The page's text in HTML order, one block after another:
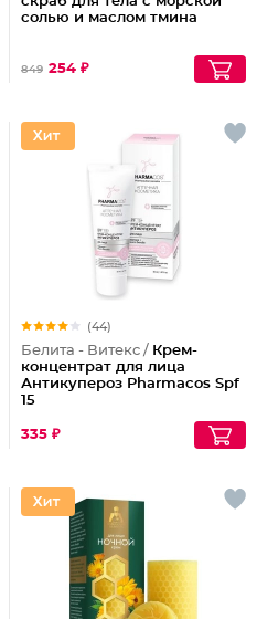
солью и маслом тмина
849 254 ₽
(44)
Белита - Витекс / Крем-
концентрат для лица
Антикупероз Pharmacos Spf
15
335 ₽